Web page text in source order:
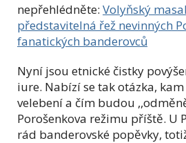
nepřehlédněte: Volyňský
představitelná řež nevinných
fanatických banderovců
Nyní jsou etnické čistky
iure. Nabízí se tak otázka,
velebení a čím budou
Porošenkova režimu příště. U
rád banderovské popěvky,